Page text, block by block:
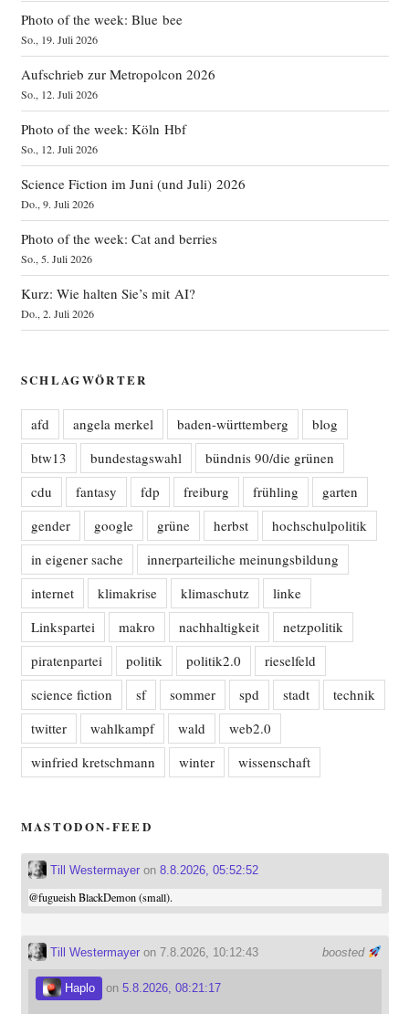
Photo of the week: Blue bee
So., 19. Juli 2026
Aufschrieb zur Metropolcon 2026
So., 12. Juli 2026
Photo of the week: Köln Hbf
So., 12. Juli 2026
Science Fiction im Juni (und Juli) 2026
Do., 9. Juli 2026
Photo of the week: Cat and berries
So., 5. Juli 2026
Kurz: Wie halten Sie’s mit AI?
Do., 2. Juli 2026
SCHLAGWÖRTER
afd angela merkel baden-württemberg
blog
btw13
bundestagswahl
bündnis 90/die grünen
cdu
fantasy fdp freiburg frühling
garten
gender
google grüne herbst
hochschulpolitik
in eigener sache
innerparteiliche meinungsbildung
internet
klimakrise klimaschutz
linke
Linkspartei
makro nachhaltigkeit
netzpolitik
piratenpartei
politik politik2.0
rieselfeld
science fiction
sf sommer spd stadt
technik
twitter
wahlkampf wald
web2.0
winfried kretschmann
winter wissenschaft
MASTODON-FEED
Till Westermayeron 8.8.2026, 05:52:52
@fugueishBlackDemon (small).
boosted
Till Westermayeron 7.8.2026, 10:12:43
Haplo on 5.8.2026, 08:21:17